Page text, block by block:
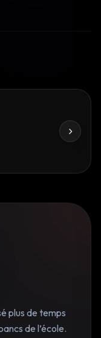
plus de temps
de l’école.